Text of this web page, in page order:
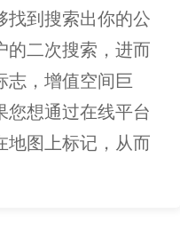
找到搜索出你的公
的二次搜索，进而
志，增值空间巨
想通过在线平台
地图上标记，从而